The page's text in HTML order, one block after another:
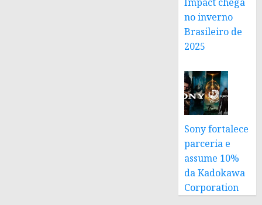
no inverno
Brasileiro de
2025
Sony fortalece
parceria e
assume 10%
da Kadokawa
Corporation